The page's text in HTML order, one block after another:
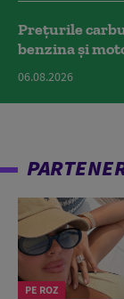
Prețurile
benzina și
06.08.2026
PE ROZ